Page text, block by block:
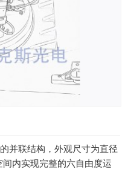
并联结构，外观尺寸为直径
内实现完整的六自由度运